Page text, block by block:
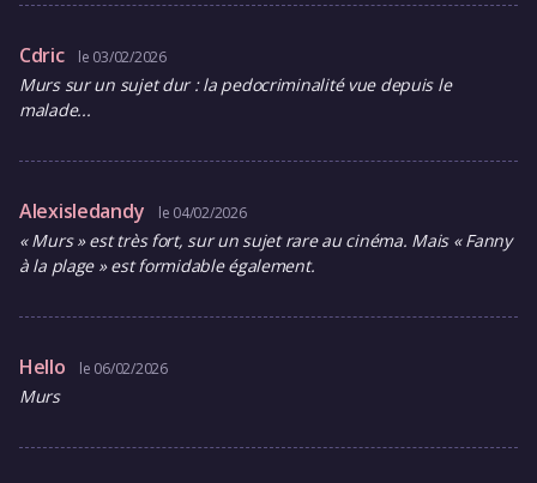
Cdric le 03/02/2026
Murs sur un sujet dur : la pedocriminalité vue depuis le
malade...
Alexisledandy le 04/02/2026
« Murs » est très fort, sur un sujet rare au cinéma. Mais « Fanny
à la plage » est formidable également.
Hello le 06/02/2026
Murs